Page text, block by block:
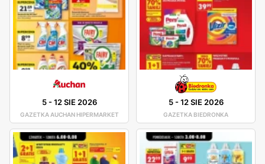
5-12 SIE 2026
GAZETKA AUCHAN HIPERMARKET
5-12 SIE 2026
GAZETKA BIEDRONKA